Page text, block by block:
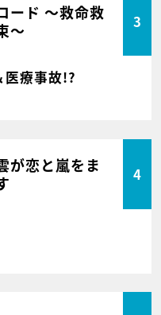
ード ～救命救
～
3
療事故!?
が恋と嵐をま
4